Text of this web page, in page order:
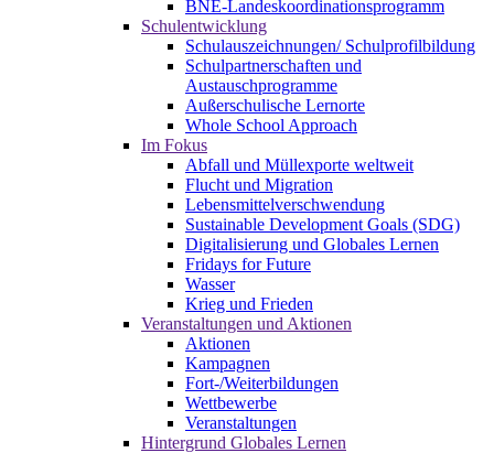
BNE-Landeskoordinationsprogramm
Schulentwicklung
Schulauszeichnungen/ Schulprofilbildung
Schulpartnerschaften und
Austauschprogramme
Außerschulische Lernorte
Whole School Approach
Im Fokus
Abfall und Müllexporte weltweit
Flucht und Migration
Lebensmittelverschwendung
Sustainable Development Goals (SDG)
Digitalisierung und Globales Lernen
Fridays for Future
Wasser
Krieg und Frieden
Veranstaltungen und Aktionen
Aktionen
Kampagnen
Fort-/Weiterbildungen
Wettbewerbe
Veranstaltungen
Hintergrund Globales Lernen